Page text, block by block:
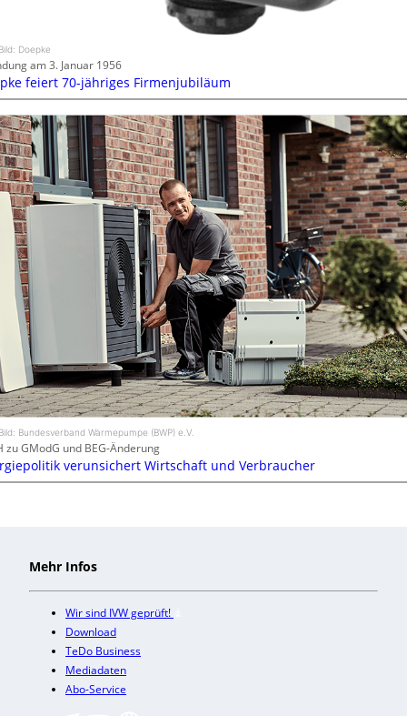
Doepke
am 3. Januar 1956
feiert 70-jähriges Firmenjubiläum
Bundesverband Wärmepumpe (BWP) e.V.
zu GModG und BEG-Änderung
verunsichert Wirtschaft und Verbraucher
Mehr Infos
Wir sind IVW geprüft!
Download
TeDo Business
Mediadaten
Abo-Service